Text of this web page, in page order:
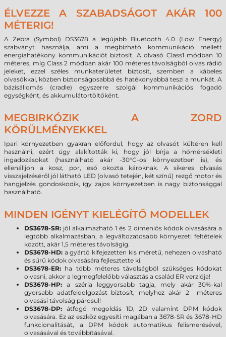
ÉLVEZZE A SZABADSÁGOT AKÁR 100
MÉTERIG!
A Zebra (Symbol) DS3678 a legújabb Bluetooth 4.0 (Low Energy)
szabványt használja, ami a megbízható kommunikáció mellett
energiahatékony kommunikációt biztosít. A olvasó Class1 módban 10
méteres, míg Class 2 módban akár 100 méteres távolságból olvas rádió
jeleket, ezzel széles munkaterületet biztosít, szemben a kábeles
olvasókkal, közben biztonságosabbá és hatékonyabbá teszi a munkát. A
bázisállomás (cradle) egyszerre szolgál kommunikációs fogadó
egységként, és akkumulátortöltőként.
MEGBIRKÓZIK A ZORD
KÖRÜLMÉNYEKKEL
Ipari környezetben gyakran előfordul, hogy az olvasót kültéren kell
használni, ezért úgy alakították ki, hogy jól bírja a hőmérsékleti
ingadozásokat (használható akár -30°C-os környezetben is), és
ellenálljon a kosz, por, eső okozta károknak. A sikeres olvasás
visszajelzéséről jól látható LED (olvasó tetején, két színű) rezgő motor és
hangjelzés gondoskodik, így zajos környezetben is nagy biztonsággal
használható.
MINDEN IGÉNYT KIELÉGÍTŐ MODELLEK
DS3678-SR: jól alkalmazható 1 és 2 dimeniós kódok olvasására a
legtöbb alkalmazásban, a legváltozatosabb környezeti feltételek
között, akár 1,5 méteres távolságig.
DS3678-HD: a gyártó kifejezetten kis méretű, nehezen olvasható
és sűrű kódok olvasására fejlesztette ki.
DS3678-ER: ha több méteres távolságból szükséges kódokat
olvasni, akkor a legmegfelelőbb választás a család ER verziója!
DS3678-HP:a széria leggyorsabb tagja, mely akár 30%-kal
gyorsabb adatfeldolgozást biztosít, melyhez akár 2 méteres
olvasási távolság párosul!
DS3678-DP: átfogó megoldás 1D, 2D valamint DPM kódok
olvasására. Ez az eszköz egyesíti magában a 3678-SR és 3678-HD
funkcionalitását, a DPM kódok automatikus felismerésével,
olvasásával és továbbításával.